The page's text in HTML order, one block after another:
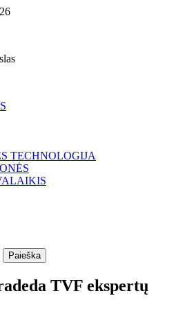
TECHNOLOGIJA
TVF ekspertų